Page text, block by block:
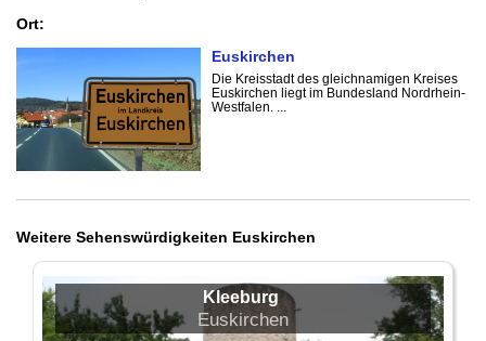
Ort:
Euskirchen
Die Kreisstadt des gleichnamigen Kreises
Euskirchen liegt im Bundesland Nordrhein-
Westfalen. ...
Weitere Sehenswürdigkeiten Euskirchen
Kleeburg
Euskirchen